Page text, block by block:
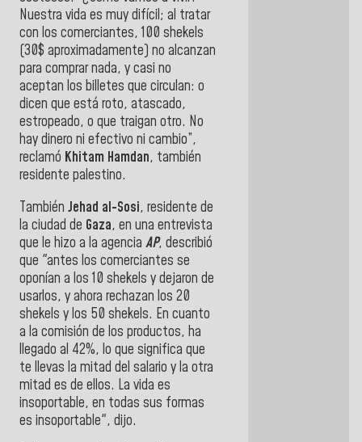
Nuestra vida es muy difícil; al tratar
con los comerciantes, 100 shekels
(30$ aproximadamente) no alcanzan
para comprar nada, y casi no
aceptan los billetes que circulan: o
dicen que está roto, atascado,
estropeado, o que traigan otro. No
hay dinero ni efectivo ni cambio”,
reclamó Khitam Hamdan, también
residente palestino.
También Jehad al-Sosi, residente de
la ciudad de Gaza, en una entrevista
que le hizo a la agencia AP, describió
que "antes los comerciantes se
oponían a los 10 shekels y dejaron de
usarlos, y ahora rechazan los 20
shekels y los 50 shekels. En cuanto
a la comisión de los productos, ha
llegado al 42%, lo que significa que
te llevas la mitad del salario y la otra
mitad es de ellos. La vida es
insoportable, en todas sus formas
es insoportable", dijo.